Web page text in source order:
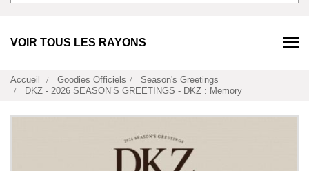
VOIR TOUS LES RAYONS
Accueil Goodies Officiels
Season's Greetings
DKZ - 2026 SEASON’S GREETINGS - DKZ : Memory